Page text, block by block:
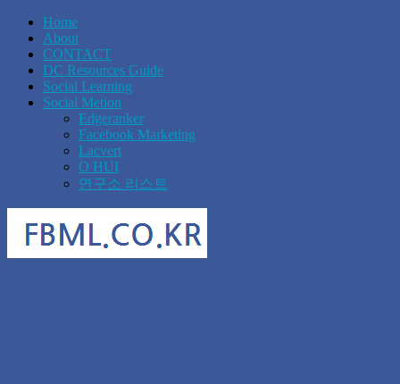
Home
About
CONTACT
DC Resources Guide
Social Learning
Social Metion
Edgeranker
Facebook Marketing
Lacvert
O HUI
연구소 리스트